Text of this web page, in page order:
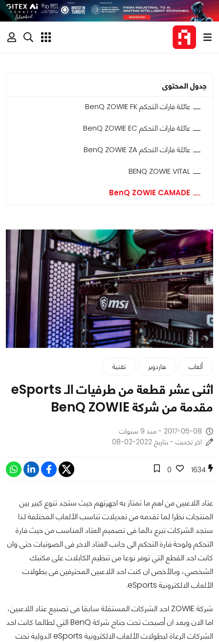
جدول المحتوى
عائلة فارات التحكم BenQ ZOWIE FK
عائلة فارات التحكم BenQ ZOWIE EC
عائلة فارات التحكم BenQ ZOWIE ZA
BENQ ZOWIE VITAL
BenQ ZOWIE CAMADE
ألعاب هاردوير تقنية
اثنى عشر قطعة من طرفيات الـ eSports
مقدمة من شركة BenQ ZOWIE
2017-05-08 - منذ 9 سنوات
اخر تحديث - بتاريخ 2022-02-08
1634
0
عتاد اللاعبين من اهم ما تمتاز به اجهزتهم حيث ستجد تنوع كبير بين
المنتجات نظرا لما تقدمه من تعديلات تناسب الألعاب المختلفة لذا
ستجد الشركات تبرع دائما فى تصميم العتاد المناسب من حيث فارة
التحكم ولوحة فارة التحكم الى جانب العتاد الاخر فى الصوتيات حتى وان
كانت احد القطع التي توفر نوعا من تنظيم الكابلات على مكتبك
الشخصي، وبالأخص ان كنت احد اللاعبين المحترفين فى بطولات
الألعاب الالكترونية eSports.
شركة ZOWIE احد الشركات المستقلة سابقا فى تصنيع عتاد اللاعبين،
اما الان وبعد ان أصبحت تحت جناح شركة BenQ التي لطالما كانت احد
الشركات الرعاة لبطولات الألعاب الالكترونية eSports الدولية تحت